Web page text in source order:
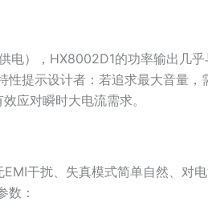
电），HX8002D1的功率输出几
提示设计者：若追求最大音量，
应对瞬时大电流需求。
干扰、失真模式简单自然、对电
数：